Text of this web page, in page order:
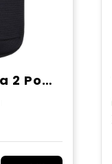
Thule Subterra 2 PowerShuttle mini